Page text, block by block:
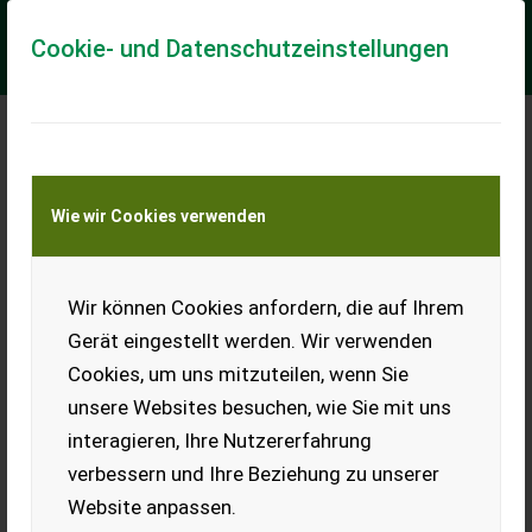
Cookie- und Datenschutzeinstellungen
Wie wir Cookies verwenden
Wir können Cookies anfordern, die auf Ihrem
Gerät eingestellt werden. Wir verwenden
Cookies, um uns mitzuteilen, wenn Sie
unsere Websites besuchen, wie Sie mit uns
interagieren, Ihre Nutzererfahrung
verbessern und Ihre Beziehung zu unserer
Website anpassen.
Meine Transportkostenanfrage
Transport von Land- und Baumaschinen –
KEINE Tiertransporte
JCB 530-60 Agri Super
Neumaschine 2026 - prompt Verfügbar
3,0 Tonnen - mit Hubhöhe 6,0 Meter - mit 4 Zylinder JCB
Dieselmax Common Rail (bis 2...
EUR 0